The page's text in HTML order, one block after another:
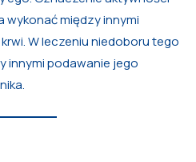
między innymi
W leczeniu niedoboru tego
innymi podawanie jego